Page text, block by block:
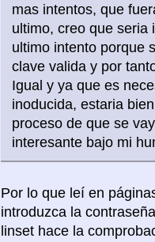
mas intentos, que
ultimo, creo que seria
ultimo intento porque
clave valida y por
Igual y ya que es
inoducida, estaria
proceso de que se
interesante bajo mi
Por lo que leí en
introduzca la
linset hace la